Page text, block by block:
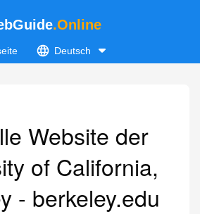
.Online
Deutsch
Website der
of California,
- berkeley.edu